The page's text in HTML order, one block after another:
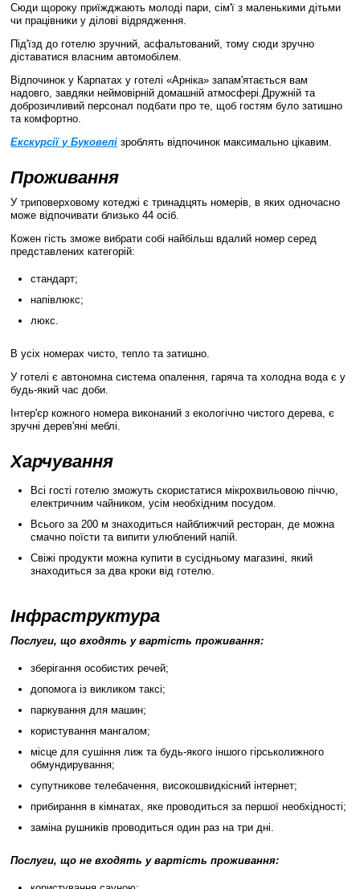
Сюди щороку приїжджають молоді пари, сім'ї з маленькими дітьми
чи працівники у ділові відрядження.
Під'їзд до готелю зручний, асфальтований, тому сюди зручно
діставатися власним автомобілем.
Відпочинок у Карпатах у готелі «Арніка» запам'ятається вам
надовго, завдяки неймовірній домашній атмосфері.Дружній та
доброзичливий персонал подбати про те, щоб гостям було затишно
та комфортно.
Екскурсії у Буковелі зроблять відпочинок максимально цікавим.
Проживання
У триповерховому котеджі є тринадцять номерів, в яких одночасно
може відпочивати близько 44 осіб.
Кожен гість зможе вибрати собі найбільш вдалий номер серед
представлених категорій:
стандарт;
напівлюкс;
люкс.
В усіх номерах чисто, тепло та затишно.
У готелі є автономна система опалення, гаряча та холодна вода є у
будь-який час доби.
Інтер'єр кожного номера виконаний з екологічно чистого дерева, є
зручні дерев'яні меблі.
Харчування
Всі гості готелю зможуть скористатися мікрохвильовою піччю,
електричним чайником, усім необхідним посудом.
Всього за 200 м знаходиться найближчий ресторан, де можна
смачно поїсти та випити улюблений напій.
Свіжі продукти можна купити в сусідньому магазині, який
знаходиться за два кроки від готелю.
Інфраструктура
Послуги, що входять у вартість проживання:
зберігання особистих речей;
допомога із викликом таксі;
паркування для машин;
користування мангалом;
місце для сушіння лиж та будь-якого іншого гірськолижного
обмундирування;
супутникове телебачення, високошвидкісний інтернет;
прибирання в кімнатах, яке проводиться за першої необхідності;
заміна рушників проводиться один раз на три дні.
Послуги, що не входять у вартість проживання: